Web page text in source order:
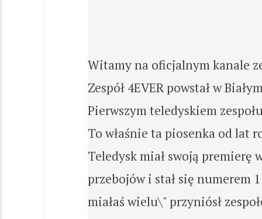
Witamy na oficjalnym kanale
Zespół 4EVER powstał w
Pierwszym teledyskiem
To właśnie ta piosenka od lat
Teledysk miał swoją
przebojów i stał się numerem
miałaś wielu\" przyniósł